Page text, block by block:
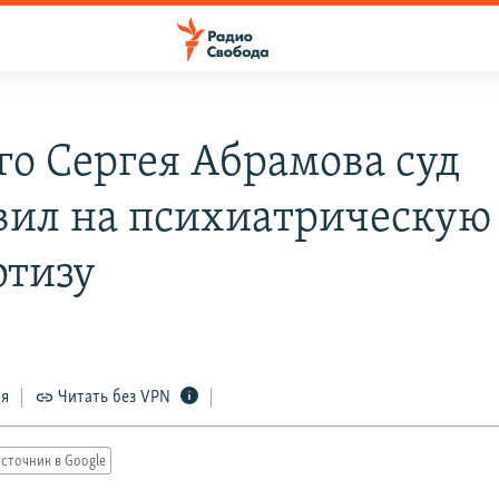
Сергея Абрамова суд
на психиатрическую
Читать без VPN
в Google